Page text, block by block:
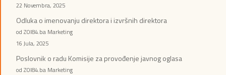
22 Novembra, 2025
Odluka o imenovanju direktora i izvršnih direktora
od ZOI84.ba Marketing
16 Jula, 2025
Poslovnik o radu Komisije za provođenje javnog oglasa
od ZOI84.ba Marketing